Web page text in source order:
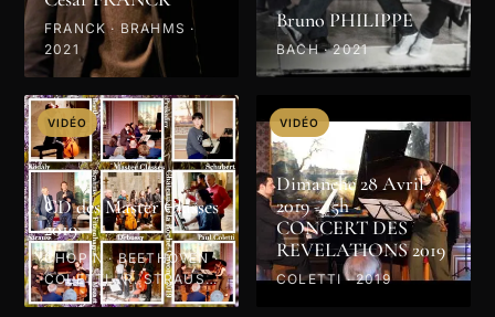
FRANCK · BRAHMS ·
2021
Bruno PHILIPPE
BACH · 2021
VIDÉO
CD des Master Classes
2019
CHOPIN · BEETHOVEN ·
COLETTI · R. STRAUSS
· PROKOFIEV · MOZART
VIDÉO
Dimanche 28 Avril
2019 - 15h -
CONCERT DES
REVELATIONS 2019
COLETTI · 2019